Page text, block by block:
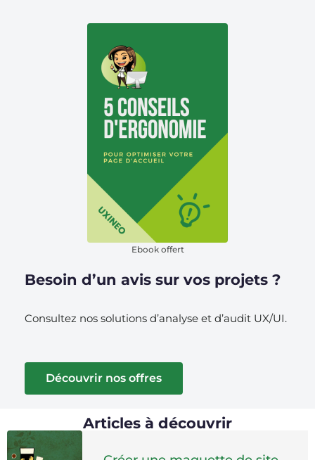
Ebook offert
Besoin d’un avis sur vos projets ?
Consultez nos solutions d’analyse et d’audit UX/UI.
Découvrir nos offres
Articles à découvrir